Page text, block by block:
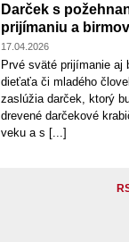
Darček s
prijímaniu a
17.04.2026
Prvé sväté prijímanie aj
dieťaťa či mladého
zaslúžia darček, ktorý
drevené darčekové
veku a s [...]